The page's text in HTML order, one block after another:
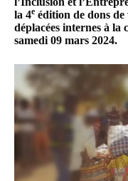
la 4e édition de dons
déplacées internes à la
samedi 09 mars 2024.